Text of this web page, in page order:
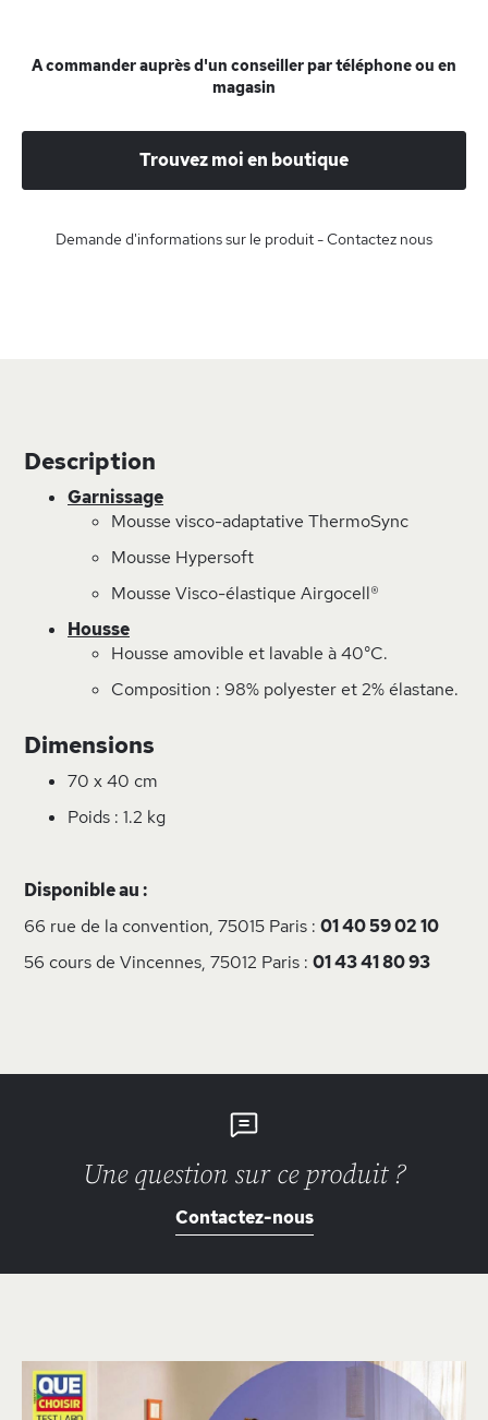
A commander auprès d'un conseiller par téléphone ou en
magasin
Trouvez moi en boutique
Demande d'informations sur le produit - Contactez nous
Description
Garnissage
Mousse visco-adaptative ThermoSync
Mousse Hypersoft
Mousse Visco-élastique Airgocell®
Housse
Housse amovible et lavable à 40°C.
Composition : 98% polyester et 2% élastane.
Dimensions
70 x 40 cm
Poids : 1.2 kg
Disponible au :
66 rue de la convention, 75015 Paris : 01 40 59 02 10
56 cours de Vincennes, 75012 Paris : 01 43 41 80 93
Une question sur ce produit ?
Contactez-nous